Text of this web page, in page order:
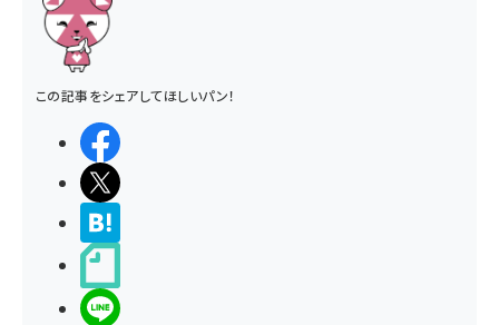
この記事をシェアしてほしいパン！